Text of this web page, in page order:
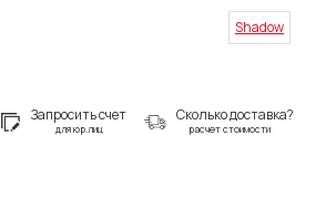
Shadow
Запросить счет
для юр.лиц
Сколько доставка?
расчет стоимости